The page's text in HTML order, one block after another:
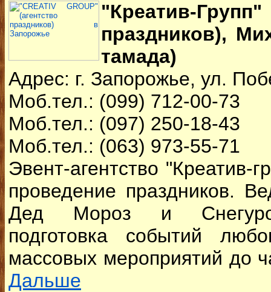
"Креатив-
праздников),
тамада)
Адрес: г. Запорожье, ул.
Моб.тел.: (099) 712-00-73
Моб.тел.: (097) 250-18-43
Моб.тел.: (063) 973-55-71
Эвент-агентство "Креатив-
проведение праздников.
Дед Мороз и
подготовка событий
массовых мероприятий до
Дальше